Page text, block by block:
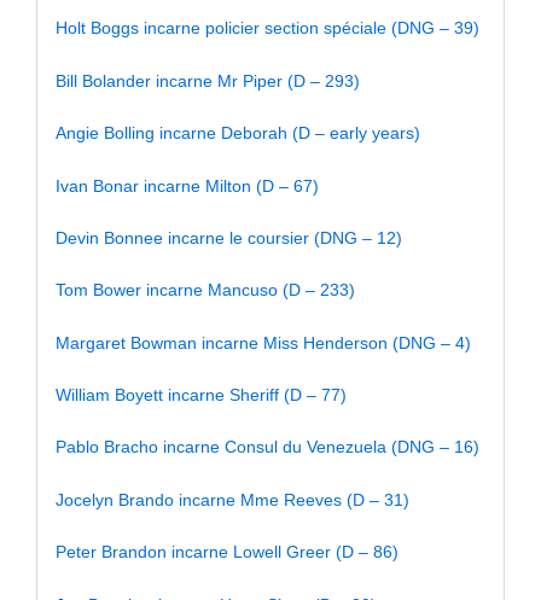
Holt Boggs incarne policier section spéciale (DNG – 39)
Bill Bolander incarne Mr Piper (D – 293)
Angie Bolling incarne Deborah (D – early years)
Ivan Bonar incarne Milton (D – 67)
Devin Bonnee incarne le coursier (DNG – 12)
Tom Bower incarne Mancuso (D – 233)
Margaret Bowman incarne Miss Henderson (DNG – 4)
William Boyett incarne Sheriff (D – 77)
Pablo Bracho incarne Consul du Venezuela (DNG – 16)
Jocelyn Brando incarne Mme Reeves (D – 31)
Peter Brandon incarne Lowell Greer (D – 86)